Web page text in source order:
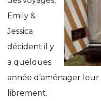
Emily &
Jessica
décident il y
a quelques
année d’aménager
librement.